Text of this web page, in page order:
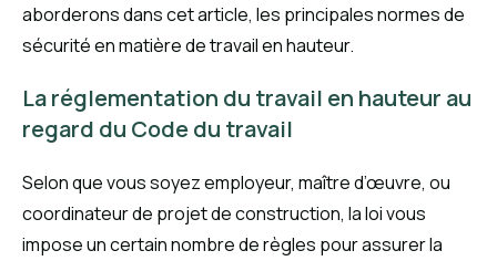
aborderons dans cet article, les principales normes de
sécurité en matière de travail en hauteur.
La réglementation du travail en hauteur au
regard du Code du travail
Selon que vous soyez employeur, maître d’œuvre, ou
coordinateur de projet de construction, la loi vous
impose un certain nombre de règles pour assurer la